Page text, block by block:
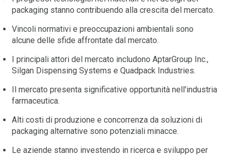
packaging stanno contribuendo alla crescita del mercato.
Vincoli normativi e preoccupazioni ambientali sono
alcune delle sfide affrontate dal mercato.
I principali attori del mercato includono AptarGroup Inc.,
Silgan Dispensing Systems e Quadpack Industries.
Il mercato presenta significative opportunità nell'industria
farmaceutica.
Alti costi di produzione e concorrenza da soluzioni di
packaging alternative sono potenziali minacce.
Le aziende stanno investendo in ricerca e sviluppo per